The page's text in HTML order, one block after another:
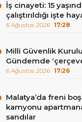
İş cinayeti: 15
çalıştırıldığı işte
6 Ağustos 2026 17:28
Milli Güvenlik
Gündemde
6 Ağustos 2026 17:26
Malatya’da freni
kamyonu
sandılar